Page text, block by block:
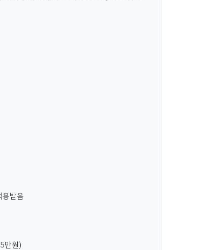
받음
만원)